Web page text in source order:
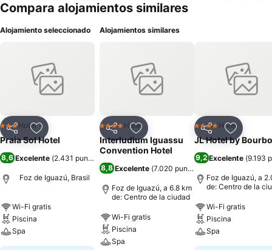
sirve diversos panes y pasteles, además de fruta, bollería y bebidas
los huéspedes también pueden pedir el servicio de habitaciones o
centro de negocios y aparcamiento gratuito, así como servicios
como lavandería, planchado y de transferencia con cargo extra.
Todas las habitaciones del hotel cuentan con aire acondicionado, TV
de pelo y artículos de aseo en los baños privados.
Compara alojamientos similares
Alojamiento seleccionado
CompartirAgregar a favoritos
3 Estrellas
Hotel
Praia Sol Hotel
8,6 Excelente (2.431 puntuaciones
Foz de Iguazú, Brasil
Wi-Fi gratis
Piscina
Spa
Alojamientos similares
CompartirAgregar a favoritos
4 EstrellasHotel
Interludium Iguassu
Convention Hotel
8,8 Excelente (7.020 puntuaciones
Foz de Iguazú, a 6.8 km
de: Centro de la ciudad
Wi-Fi gratis
Piscina
Spa
CompartirAgregar
4 EstrellasHotel
JL Hotel by
9,2Excelente (9.193
Foz de Iguazú, a
de: Centro de la
Wi-Fi gratis
Piscina
Spa